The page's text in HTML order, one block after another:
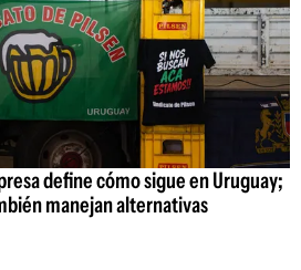
define cómo sigue en Uruguay;
manejan alternativas